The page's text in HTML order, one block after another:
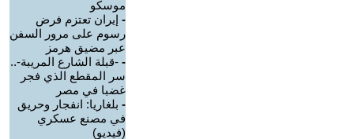
موسكو
- إيران تعتزم فرض
رسوم على مرور السفن
عبر مضيق هرمز
- -قبلة الشارع المريبة-..
سر المقطع الذي فجر
غضبا في مصر
- بلغاريا: انفجار وحريق
في مصنع عسكري
(فيديو)